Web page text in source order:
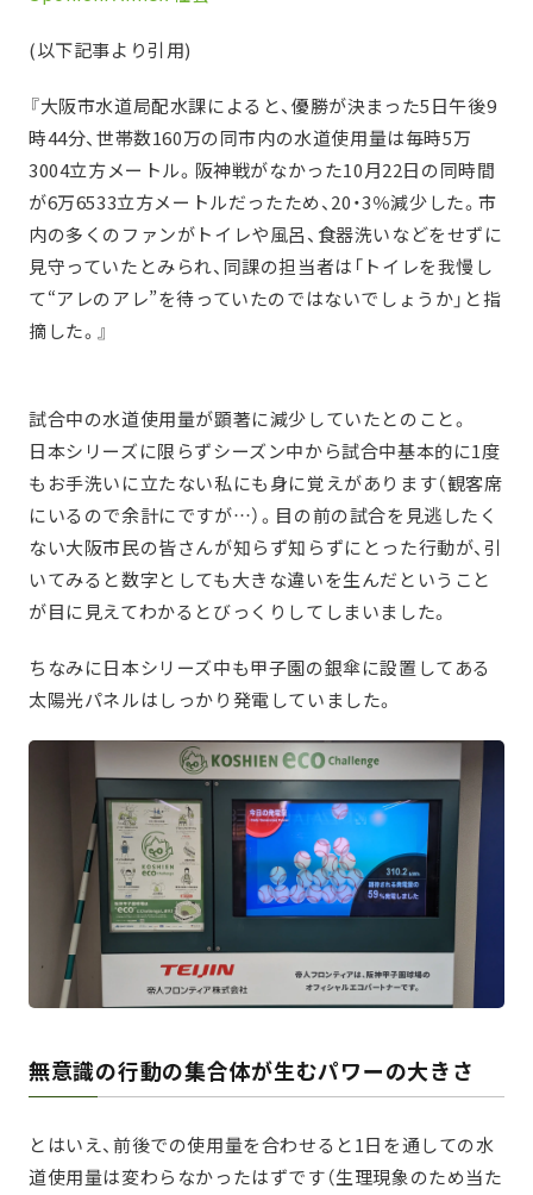
(以下記事より引用)
『大阪市水道局配水課によると、優勝が決まった5日午後9
時44分、世帯数160万の同市内の水道使用量は毎時5万
3004立方メートル。阪神戦がなかった10月22日の同時間
が6万6533立方メートルだったため、20・3％減少した。市
内の多くのファンがトイレや風呂、食器洗いなどをせずに
見守っていたとみられ、同課の担当者は「トイレを我慢し
て“アレのアレ”を待っていたのではないでしょうか」と指
摘した。』
試合中の水道使用量が顕著に減少していたとのこと。
日本シリーズに限らずシーズン中から試合中基本的に1度
もお手洗いに立たない私にも身に覚えがあります（観客席
にいるので余計にですが…）。目の前の試合を見逃したく
ない大阪市民の皆さんが知らず知らずにとった行動が、引
いてみると数字としても大きな違いを生んだということ
が目に見えてわかるとびっくりしてしまいました。
ちなみに日本シリーズ中も甲子園の銀傘に設置してある
太陽光パネルはしっかり発電していました。
無意識の行動の集合体が生むパワーの大きさ
とはいえ、前後での使用量を合わせると1日を通しての水
道使用量は変わらなかったはずです（生理現象のため当た